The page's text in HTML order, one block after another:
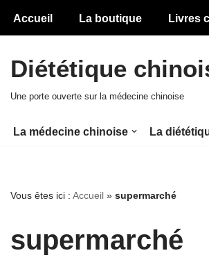
Aller
contenu
Accueil La boutique Livres
Diététique
Une porte ouverte sur la médecine chinoise
La médecine chinoise La
Vous êtes ici : Accueil » supermarché
supermarché